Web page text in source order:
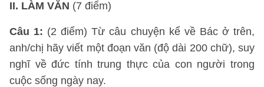
II. LÀM VĂN (7 điểm)
Câu 1: (2 điểm) Từ câu chuyện kể về Bác ở trên,
anh/chị hãy viết một đoạn văn (độ dài 200 chữ), suy
nghĩ về đức tính trung thực của con người trong
cuộc sống ngày nay.